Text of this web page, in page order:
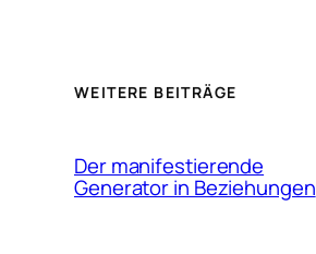
WEITERE BEITRÄGE
Der manifestierende
Generator in Beziehungen